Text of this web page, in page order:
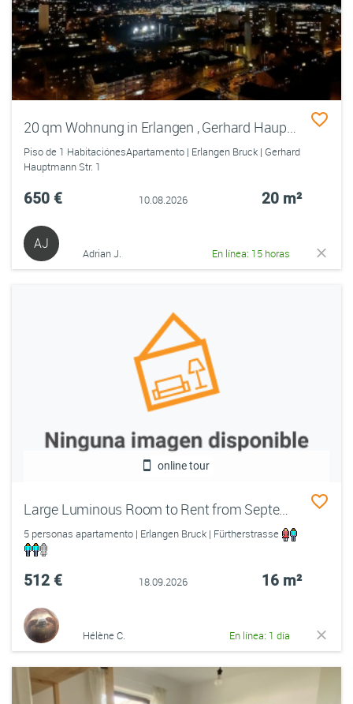
Piso de 1 HabitaciónesApartamento | Erlangen Bruck | Gerhard
Hauptmann Str. 1
650 € 10.08.2026 20 m²
AJ
Adrian J. En línea: 15 horas
online tour
Large Luminous Room to Rent from September
5 personas apartamento | Erlangen Bruck | Fürtherstrasse
512 € 18.09.2026 16 m²
Hélène C. En línea: 1 día